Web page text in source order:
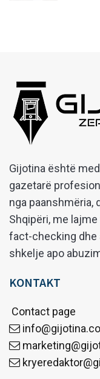
Gijotina është
gazetarë
nga paanshmëria,
Shqipëri, me
fact-checking dhe
shkelje apo
KONTAKT
Contact page